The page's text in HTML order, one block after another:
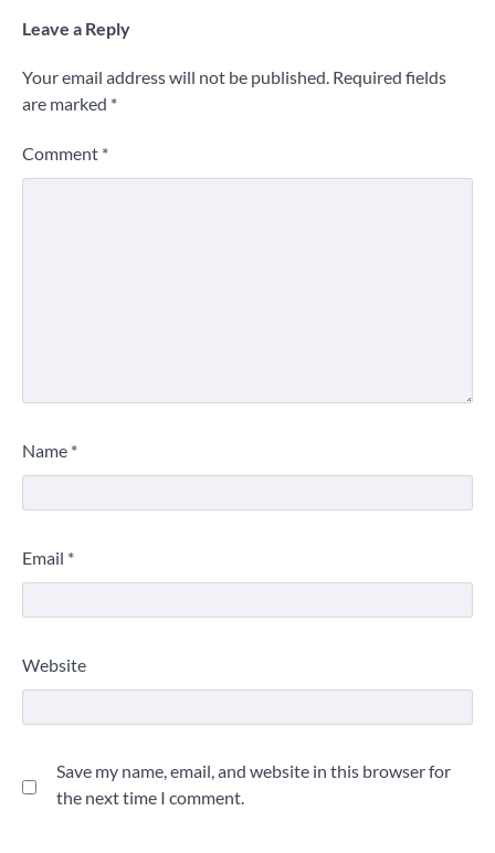
Leave a Reply
Your email address will not be published. Required fields
are marked *
Comment *
Name *
Email *
Website
Save my name, email, and website in this browser for
the next time I comment.